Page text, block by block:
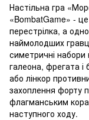
Настільна гра
«BombatGame» -
перестрілка, а
наймолодших
симетричні набори
галеона, фрегата і
або лінкор
захоплення форту
флагманським
наступного ходу.